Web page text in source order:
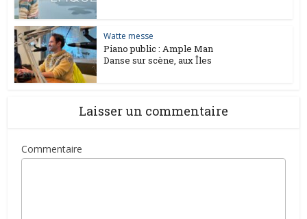
Watte messe
Piano public : Ample Man
Danse sur scène, aux Îles
Laisser un commentaire
Commentaire